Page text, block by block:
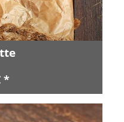
*